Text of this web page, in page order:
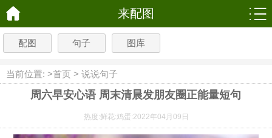
来配图
配图 句子 图库
当前位置: >首页 > 说说句子
周六早安心语 周末清晨发朋友圈正能量短句
热度:鲜花:鸡蛋:2022年04月09日